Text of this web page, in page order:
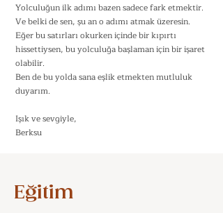
Yolculuğun ilk adımı bazen sadece fark etmektir.
Ve belki de sen, şu an o adımı atmak üzeresin.
Eğer bu satırları okurken içinde bir kıpırtı
hissettiysen, bu yolculuğa başlaman için bir işaret
olabilir.
Ben de bu yolda sana eşlik etmekten mutluluk
duyarım.
Işık ve sevgiyle,
Berksu
Eğitim